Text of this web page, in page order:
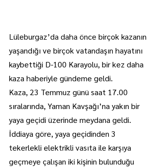
Lüleburgaz’da daha önce birçok kazanın
yaşandığı ve birçok vatandaşın hayatını
kaybettiği D-100 Karayolu, bir kez daha
kaza haberiyle gündeme geldi.
Kaza, 23 Temmuz günü saat 17.00
sıralarında, Yaman Kavşağı’na yakın bir
yaya geçidi üzerinde meydana geldi.
İddiaya göre, yaya geçidinden 3
tekerlekli elektrikli vasıta ile karşıya
geçmeye çalışan iki kişinin bulunduğu